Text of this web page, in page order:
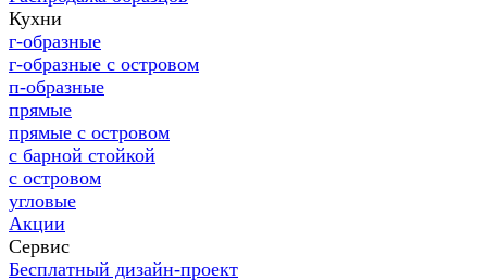
Кухни
г-образные
г-образные с островом
п-образные
прямые
прямые с островом
с барной стойкой
с островом
угловые
Акции
Сервис
Бесплатный дизайн-проект